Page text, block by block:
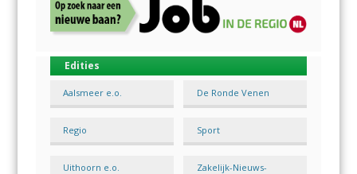
Edities
Aalsmeer e.o. De Ronde Venen
Regio Sport
Uithoorn e.o.
Zakelijk-Nieuws-